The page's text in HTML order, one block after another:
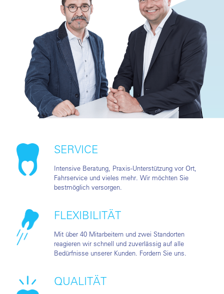
SERVICE
Intensive Beratung, Praxis-Unterstützung vor Ort,
Fahrservice und vieles mehr. Wir möchten Sie
bestmöglich versorgen.
FLEXIBILITÄT
Mit über 40 Mitarbeitern und zwei Standorten
reagieren wir schnell und zuverlässig auf alle
Bedürfnisse unserer Kunden. Fordern Sie uns.
QUALITÄT